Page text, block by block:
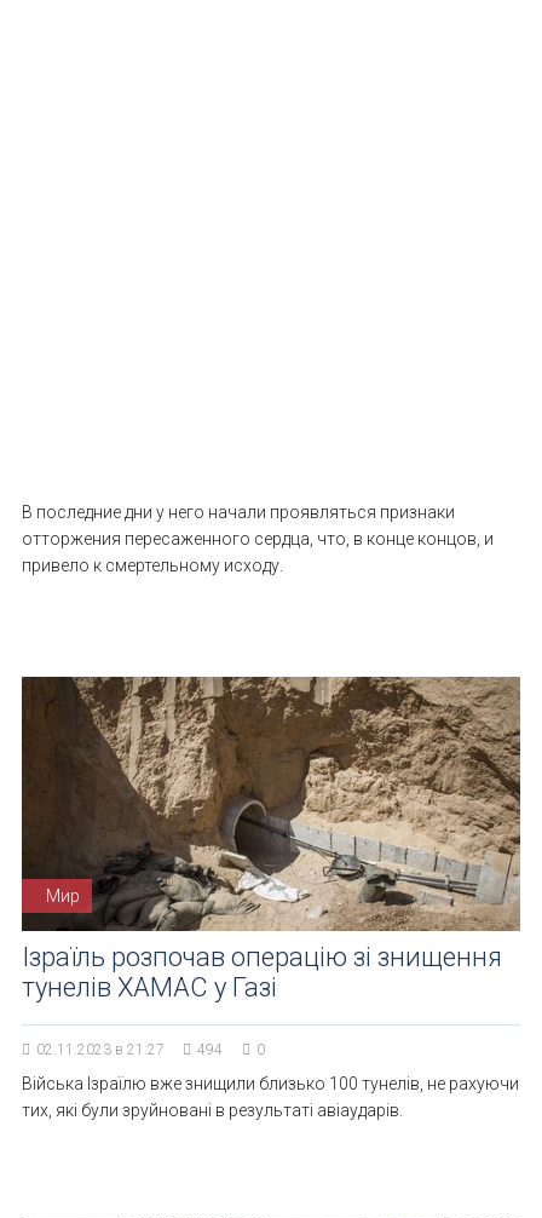
В последние дни у него начали проявляться признаки
отторжения пересаженного сердца, что, в конце концов, и
привело к смертельному исходу.
Мир
Ізраїль розпочав операцію зі знищення
тунелів ХАМАС у Газі
02.11.2023 в 21:27 494 0
Війська Ізраїлю вже знищили близько 100 тунелів, не рахуючи
тих, які були зруйновані в результаті авіаударів.